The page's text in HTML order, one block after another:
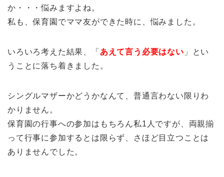
か・・・悩みますよね。
私も、保育園でママ友ができた時に、悩みました。
いろいろ考えた結果、「 あえて言う必要はない 」とい
うことに落ち着きました。
シングルマザーかどうかなんて、普通言わない限りわ
かりません。
保育園の行事への参加はもちろん私1人ですが、両親揃
って行事に参加するとは限らず、さほど目立つことは
ありませんでした。